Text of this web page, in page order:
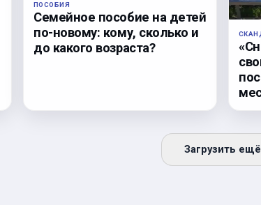
ПОСОБИЯ
Семейное пособие на детей
по-новому: кому, сколько и
до какого возраста?
Загрузить ещё